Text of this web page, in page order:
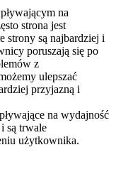
na
strona jest
strony są najbardziej i
poruszają się po
z
ulepszać
przyjazną i
na wydajność
są trwale
użytkownika.